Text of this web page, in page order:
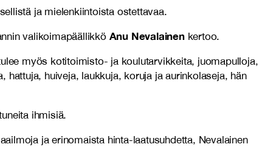
ja mielenkiintoista ostettavaa.
valikoimapäällikkö Anu Nevalainenkertoo.
myös kotitoimisto- ja koulutarvikkeita, juomapulloja,
hattuja, huiveja, laukkuja, koruja ja aurinkolaseja, hän
ihmisiä.
ja erinomaista hinta-laatusuhdetta, Nevalainen